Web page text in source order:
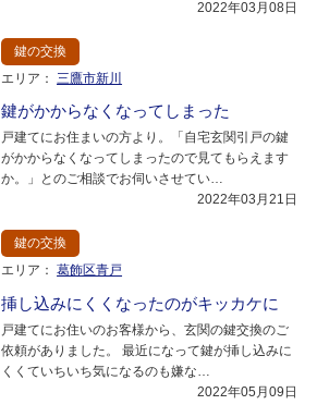
2022年03月08日
鍵の交換
エリア：
三鷹市新川
鍵がかからなくなってしまった
戸建てにお住まいの方より。「自宅玄関引戸の鍵
がかからなくなってしまったので見てもらえます
か。」とのご相談でお伺いさせてい…
2022年03月21日
鍵の交換
エリア： 葛飾区青戸
挿し込みにくくなったのがキッカケに
戸建てにお住いのお客様から、玄関の鍵交換のご
依頼がありました。 最近になって鍵が挿し込みに
くくていちいち気になるのも嫌な…
2022年05月09日